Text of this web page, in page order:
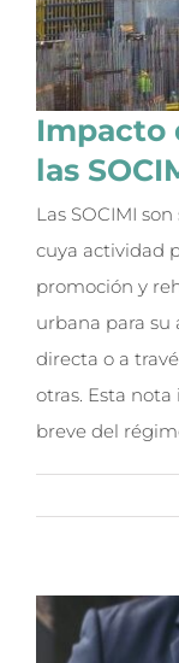
Impacto
las
Las SOCIMI
cuya actividad
promoción y
urbana para su
directa o a
otras. Esta
breve del